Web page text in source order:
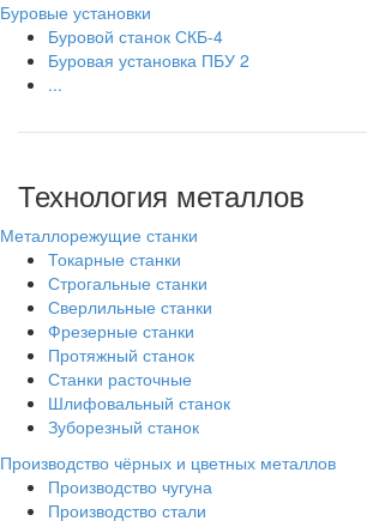
Буровые установки
Буровой станок СКБ-4
Буровая установка ПБУ 2
...
Технология металлов
Металлорежущие станки
Токарные станки
Строгальные станки
Сверлильные станки
Фрезерные станки
Протяжный станок
Станки расточные
Шлифовальный станок
Зуборезный станок
Производство чёрных и цветных металлов
Производство чугуна
Производство стали